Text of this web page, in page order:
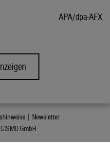
APA/dpa-AFX
| Newsletter
GmbH